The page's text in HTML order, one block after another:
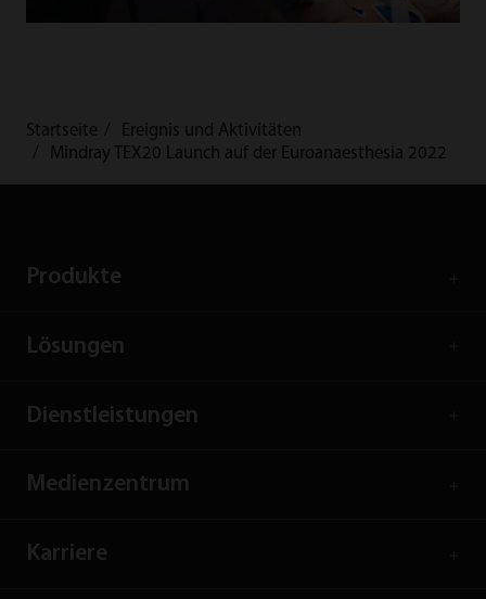
Startseite
Ereignis und Aktivitäten
Mindray TEX20 Launch auf der Euroanaesthesia 2022
Produkte
Lösungen
Dienstleistungen
Medienzentrum
Karriere